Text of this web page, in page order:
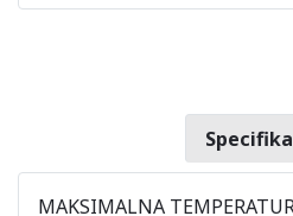
MAKSIMALNA